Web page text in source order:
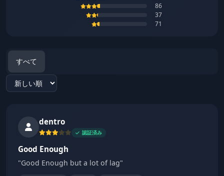
86
37
71
すべて
Sort reviews
dentro
認証済み
Good Enough
"Good Enough but a lot of lag"